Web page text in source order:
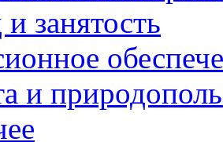
занятость
и